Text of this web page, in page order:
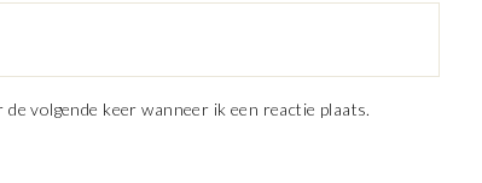
volgende keer wanneer ik een reactie plaats.